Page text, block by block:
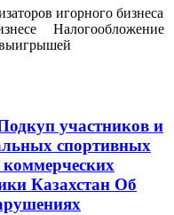
игорного бизнеса
Налогообложение
выигрышей
участников и
спортивных
Казахстан Об